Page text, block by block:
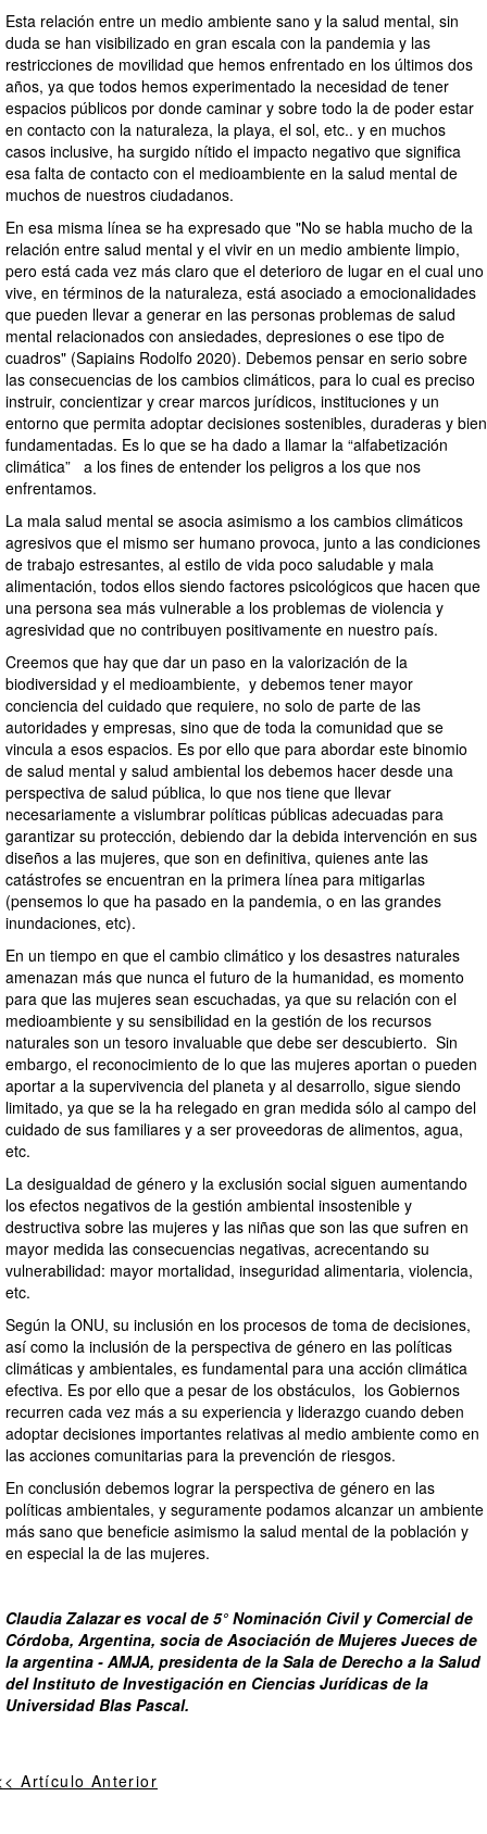
Esta relación entre un medio ambiente sano y la salud mental, sin
duda se han visibilizado en gran escala con la pandemia y las
restricciones de movilidad que hemos enfrentado en los últimos dos
años, ya que todos hemos experimentado la necesidad de tener
espacios públicos por donde caminar y sobre todo la de poder estar
en contacto con la naturaleza, la playa, el sol, etc.. y en muchos
casos inclusive, ha surgido nítido el impacto negativo que significa
esa falta de contacto con el medioambiente en la salud mental de
muchos de nuestros ciudadanos.
En esa misma línea se ha expresado que "No se habla mucho de la
relación entre salud mental y el vivir en un medio ambiente limpio,
pero está cada vez más claro que el deterioro de lugar en el cual uno
vive, en términos de la naturaleza, está asociado a emocionalidades
que pueden llevar a generar en las personas problemas de salud
mental relacionados con ansiedades, depresiones o ese tipo de
cuadros" (Sapiains Rodolfo 2020). Debemos pensar en serio sobre
las consecuencias de los cambios climáticos, para lo cual es preciso
instruir, concientizar y crear marcos jurídicos, instituciones y un
entorno que permita adoptar decisiones sostenibles, duraderas y bien
fundamentadas. Es lo que se ha dado a llamar la “alfabetización
climática” a los fines de entender los peligros a los que nos
enfrentamos.
La mala salud mental se asocia asimismo a los cambios climáticos
agresivos que el mismo ser humano provoca, junto a las condiciones
de trabajo estresantes, al estilo de vida poco saludable y mala
alimentación, todos ellos siendo factores psicológicos que hacen que
una persona sea más vulnerable a los problemas de violencia y
agresividad que no contribuyen positivamente en nuestro país.
Creemos que hay que dar un paso en la valorización de la
biodiversidad y el medioambiente, y debemos tener mayor
conciencia del cuidado que requiere, no solo de parte de las
autoridades y empresas, sino que de toda la comunidad que se
vincula a esos espacios. Es por ello que para abordar este binomio
de salud mental y salud ambiental los debemos hacer desde una
perspectiva de salud pública, lo que nos tiene que llevar
necesariamente a vislumbrar políticas públicas adecuadas para
garantizar su protección, debiendo dar la debida intervención en sus
diseños a las mujeres, que son en definitiva, quienes ante las
catástrofes se encuentran en la primera línea para mitigarlas
(pensemos lo que ha pasado en la pandemia, o en las grandes
inundaciones, etc).
En un tiempo en que el cambio climático y los desastres naturales
amenazan más que nunca el futuro de la humanidad, es momento
para que las mujeres sean escuchadas, ya que su relación con el
medioambiente y su sensibilidad en la gestión de los recursos
naturales son un tesoro invaluable que debe ser descubierto. Sin
embargo, el reconocimiento de lo que las mujeres aportan o pueden
aportar a la supervivencia del planeta y al desarrollo, sigue siendo
limitado, ya que se la ha relegado en gran medida sólo al campo del
cuidado de sus familiares y a ser proveedoras de alimentos, agua,
etc.
La desigualdad de género y la exclusión social siguen aumentando
los efectos negativos de la gestión ambiental insostenible y
destructiva sobre las mujeres y las niñas que son las que sufren en
mayor medida las consecuencias negativas, acrecentando su
vulnerabilidad: mayor mortalidad, inseguridad alimentaria, violencia,
etc.
Según la ONU, su inclusión en los procesos de toma de decisiones,
así como la inclusión de la perspectiva de género en las políticas
climáticas y ambientales, es fundamental para una acción climática
efectiva. Es por ello que a pesar de los obstáculos, los Gobiernos
recurren cada vez más a su experiencia y liderazgo cuando deben
adoptar decisiones importantes relativas al medio ambiente como en
las acciones comunitarias para la prevención de riesgos.
En conclusión debemos lograr la perspectiva de género en las
políticas ambientales, y seguramente podamos alcanzar un ambiente
más sano que beneficie asimismo la salud mental de la población y
en especial la de las mujeres.
Claudia Zalazar es vocal de 5° Nominación Civil y Comercial de
Córdoba, Argentina, socia de Asociación de Mujeres Jueces de
la argentina - AMJA, presidenta de la Sala de Derecho a la Salud
del Instituto de Investigación en Ciencias Jurídicas de la
Universidad Blas Pascal.
Artículo Anterior